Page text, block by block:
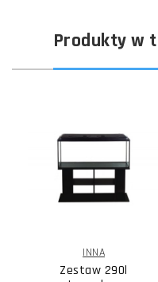
Produkty w
INNA
Zestaw 290l